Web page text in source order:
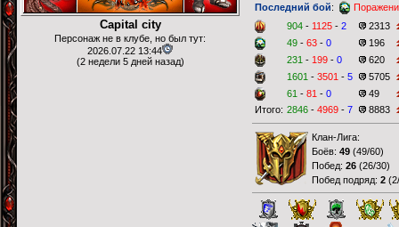
Capital city
Персонаж не в клубе, но был тут:
2026.07.22 13:44
(2 недели 5 дней назад)
Последний бой:
904 - 1125 - 2
2313
49 - 63 - 0
196
231 - 199 - 0
620
1601 - 3501 - 5
5705
61 - 81 - 0
49
Итого: 2846 - 4969 - 7 8883
Клан-Лига:
Боёв: 49 (49/60)
Побед: 26 (26/30)
Побед подряд: 2 (